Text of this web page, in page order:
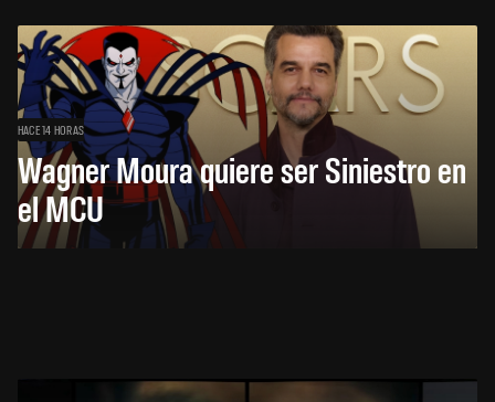
HACE 14 HORAS
Wagner Moura quiere ser Siniestro en
el MCU